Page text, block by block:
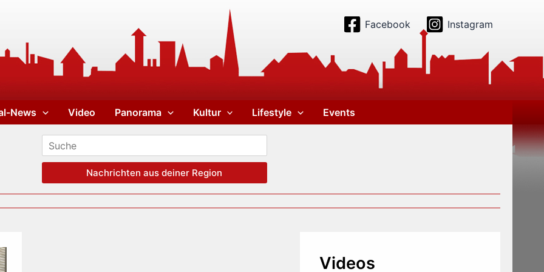
Facebook Instagram
News Video Panorama Kultur Lifestyle Events
Nachrichten aus deiner Region
Videos